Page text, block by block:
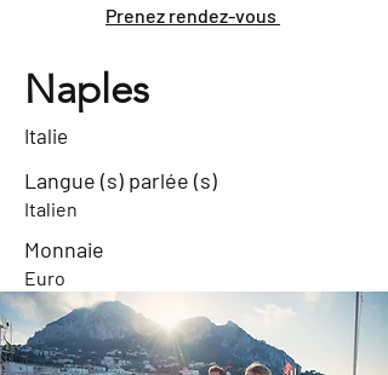
Prenez rendez-vous
Naples
Italie
Langue (s) parlée (s)
Italien
Monnaie
Euro